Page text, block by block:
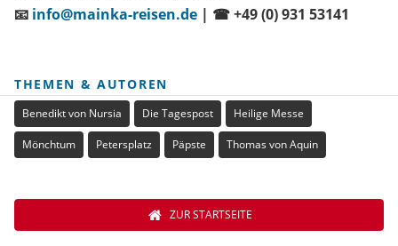
📧 info@mainka-reisen.de | ☎ +49 (0) 931 53141
THEMEN & AUTOREN
Benedikt von Nursia Die Tagespost Heilige Messe
Mönchtum Petersplatz Päpste Thomas von Aquin
ZUR STARTSEITE